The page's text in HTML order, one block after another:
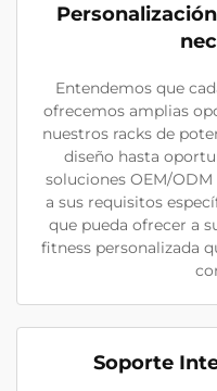
Entendemos que
ofrecemos amplias
nuestros racks de
diseño hasta
soluciones OEM/
a sus requisitos
que pueda ofrecer a
fitness personalizada
Soporte